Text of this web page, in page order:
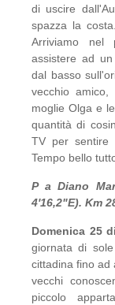
di uscire
spazza la
Arriviamo nel
assistere ad
dal basso
vecchio
moglie Olga e
quantità di
TV per sentire
Tempo bello
P a Diano
4'16,2"E). Km
Domenica 25
giornata di
cittadina fino ad
vecchi
piccolo